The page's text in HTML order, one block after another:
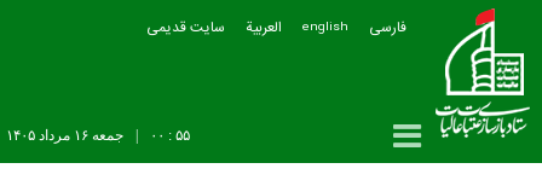
فارسی english العربیة سایت قدیمی
جمعه ۱۶ مرداد ۱۴۰۵ ۵۵ : ۰۰